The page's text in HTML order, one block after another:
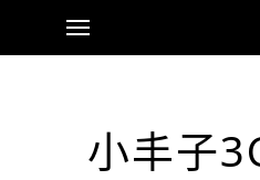
小丰子